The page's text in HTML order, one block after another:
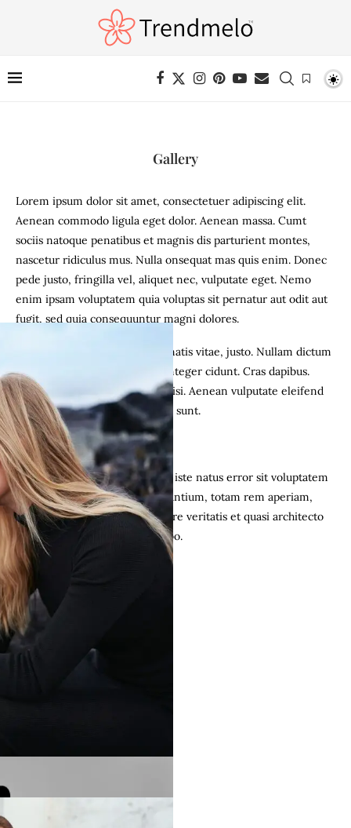
Gallery
Lorem ipsum dolor sit amet, consectetuer adipiscing elit.
Aenean commodo ligula eget dolor. Aenean massa. Cumt
sociis natoque penatibus et magnis dis parturient montes,
nascetur ridiculus mus. Nulla onsequat mas quis enim. Donec
pede justo, fringilla vel, aliquet nec, vulputate eget. Nemo
enim ipsam voluptatem quia voluptas sit pernatur aut odit aut
fugit, sed quia consequuntur magni dolores.
Rhoncus ut, imperdiet a, venenatis vitae, justo. Nullam dictum
felis eu pede mollis pretium. Integer cidunt. Cras dapibus.
Vivamus elementum semper nisi. Aenean vulputate eleifend
tellus. Lorem ipsum. vitae dicta sunt.
Justified Gallery
Sed ut perspiciatis unde omnis iste natus error sit voluptatem
accusantium doloremque laudantium, totam rem aperiam,
eaque ipsa quae ab illo inventore veritatis et quasi architecto
beatae vitae dicta sunt explicabo.